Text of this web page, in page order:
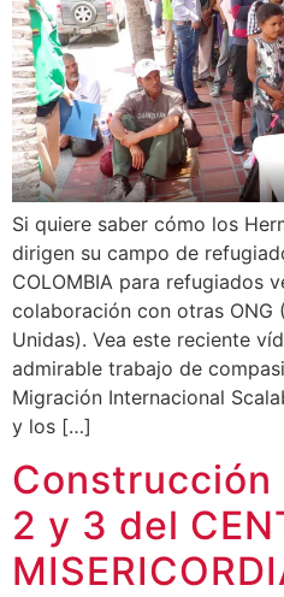
Si quiere saber cómo los
dirigen su campo de
COLOMBIA para refugiados
colaboración con otras ONG
Unidas). Vea este reciente
admirable trabajo de
Migración Internacional
y los […]
Construcción
2 y 3 del